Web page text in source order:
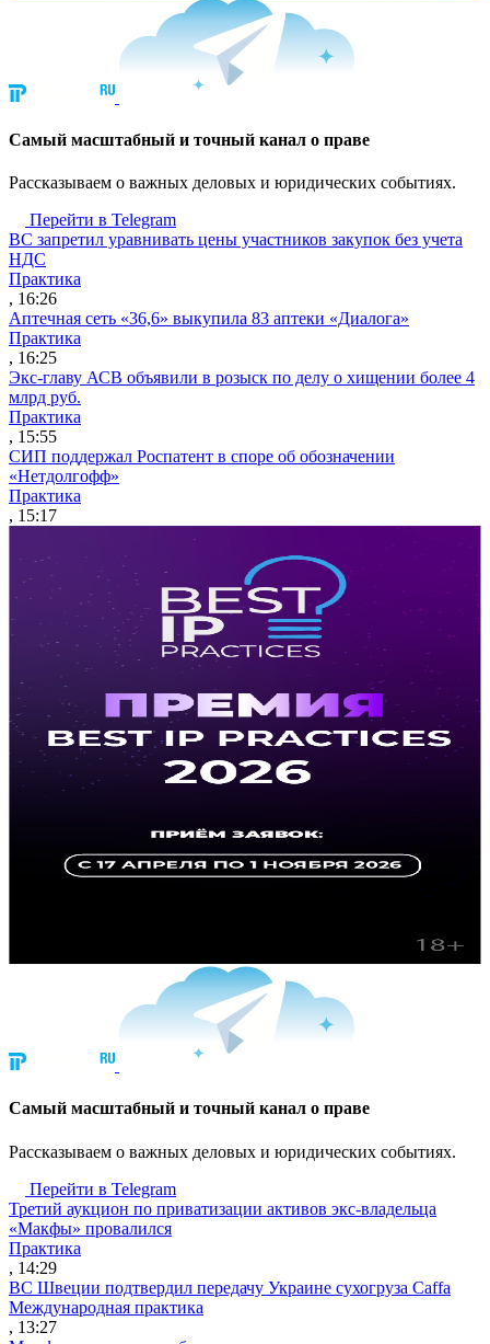
Cамый масштабный и точный канал о праве
Рассказываем о важных деловых и юридических событиях.
Перейти в Telegram
ВС запретил уравнивать цены участников закупок без учета
НДС
Практика
, 16:26
Аптечная сеть «36,6» выкупила 83 аптеки «Диалога»
Практика
, 16:25
Экс-главу АСВ объявили в розыск по делу о хищении более 4
млрд руб.
Практика
, 15:55
СИП поддержал Роспатент в споре об обозначении
«Нетдолгофф»
Практика
, 15:17
Cамый масштабный и точный канал о праве
Рассказываем о важных деловых и юридических событиях.
Перейти в Telegram
Третий аукцион по приватизации активов экс-владельца
«Макфы» провалился
Практика
, 14:29
ВС Швеции подтвердил передачу Украине сухогруза Caffa
Международная практика
, 13:27